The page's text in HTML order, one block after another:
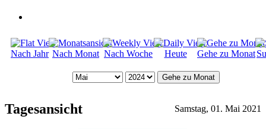
Nach Jahr Nach Monat Nach Woche Heute Gehe zu Monat
Gehe zu Monat
Tagesansicht Samstag, 01. Mai 2021